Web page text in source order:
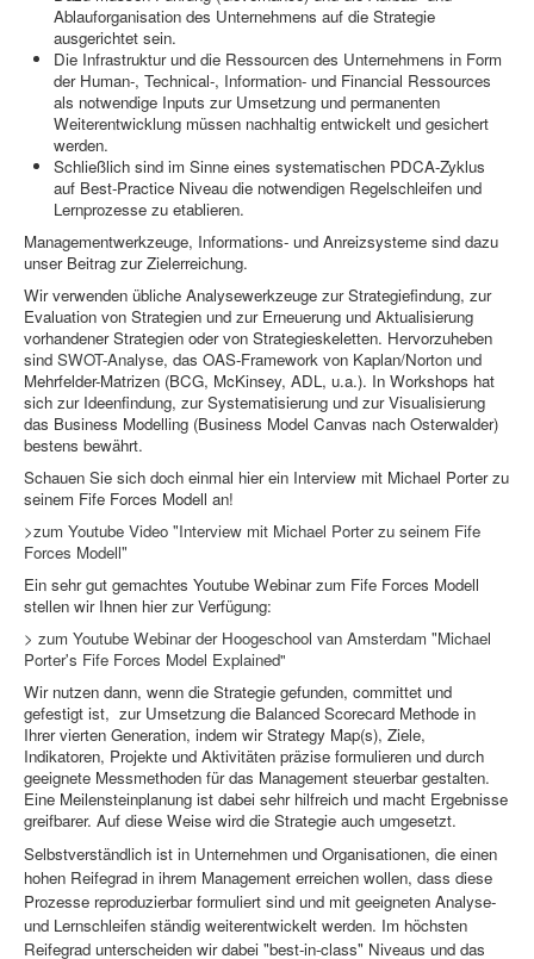
Ablauforganisation des Unternehmens auf die Strategie
ausgerichtet sein.
Die Infrastruktur und die Ressourcen des Unternehmens in Form
der Human-, Technical-, Information- und Financial Ressources
als notwendige Inputs zur Umsetzung und permanenten
Weiterentwicklung müssen nachhaltig entwickelt und gesichert
werden.
Schließlich sind im Sinne eines systematischen PDCA-Zyklus
auf Best-Practice Niveau die notwendigen Regelschleifen und
Lernprozesse zu etablieren.
Managementwerkzeuge, Informations- und Anreizsysteme sind dazu
unser Beitrag zur Zielerreichung.
Wir verwenden übliche Analysewerkzeuge zur Strategiefindung, zur
Evaluation von Strategien und zur Erneuerung und Aktualisierung
vorhandener Strategien oder von Strategieskeletten. Hervorzuheben
sind SWOT-Analyse, das OAS-Framework von Kaplan/Norton und
Mehrfelder-Matrizen (BCG, McKinsey, ADL, u.a.). In Workshops hat
sich zur Ideenfindung, zur Systematisierung und zur Visualisierung
das Business Modelling (Business Model Canvas nach Osterwalder)
bestens bewährt.
Schauen Sie sich doch einmal hier ein Interview mit Michael Porter zu
seinem Fife Forces Modell an!
>zum Youtube Video "Interview mit Michael Porter zu seinem Fife
Forces Modell"
Ein sehr gut gemachtes Youtube Webinar zum Fife Forces Modell
stellen wir Ihnen hier zur Verfügung:
> zum Youtube Webinar der Hoogeschool van Amsterdam "Michael
Porter's Fife Forces Model Explained"
Wir nutzen dann, wenn die Strategie gefunden, committet und
gefestigt ist, zur Umsetzung die Balanced Scorecard Methode in
Ihrer vierten Generation, indem wir Strategy Map(s), Ziele,
Indikatoren, Projekte und Aktivitäten präzise formulieren und durch
geeignete Messmethoden für das Management steuerbar gestalten.
Eine Meilensteinplanung ist dabei sehr hilfreich und macht Ergebnisse
greifbarer. Auf diese Weise wird die Strategie auch umgesetzt.
Selbstverständlich ist in Unternehmen und Organisationen, die einen
hohen Reifegrad in ihrem Management erreichen wollen, dass diese
Prozesse reproduzierbar formuliert sind und mit geeigneten Analyse-
und Lernschleifen ständig weiterentwickelt werden. Im höchsten
Reifegrad unterscheiden wir dabei "best-in-class" Niveaus und das